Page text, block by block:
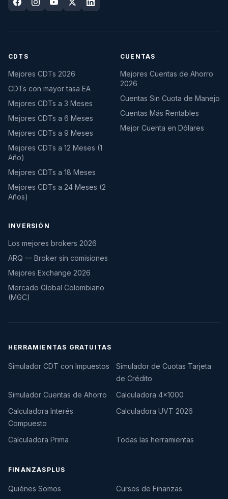
CDTS
Mejores CDTs 2026
CDTs con mayor tasa EA
Mejores CDTs a 3 Meses
Mejores CDTs a 6 Meses
Mejores CDTs a 9 Meses
Mejores CDTs a 12 Meses (1
Año)
Mejores CDTs a 18 Meses
Mejores CDTs a 24 Meses (2
Años)
CUENTAS
Mejores Cuentas de Ahorro
2026
Cuentas Sin Cuota de Manejo
Cuentas Más Rentables
Mejor Cuenta en Dólares
INVERSIÓN
Los mejores brokers 2026
ARQ — Broker sin comisiones
Mejores Exchange 2026
Mercado Global Colombiano
(MGC)
HERRAMIENTAS GRATUITAS
Simulador CDT con Impuestos
Simulador de Cuotas Tarjeta
de Crédito
Simulador Cuentas de Ahorro
Calculadora 4×1000
Calculadora Interés
Compuesto
Calculadora UVT 2026
Calculadora Prima Todas las herramientas
FINANZASPLUS
Quiénes Somos Cursos de Finanzas